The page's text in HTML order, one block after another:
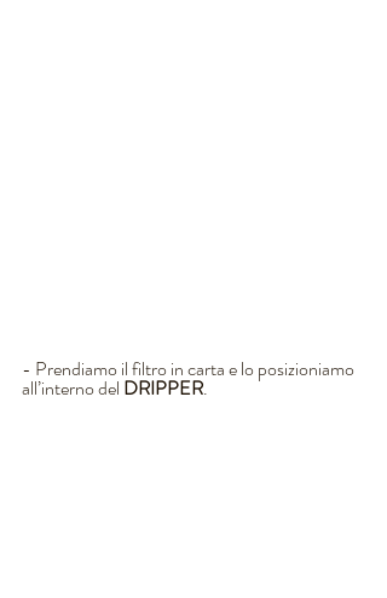
- Prendiamo il filtro in carta e lo posizioniamo
all’interno del DRIPPER.